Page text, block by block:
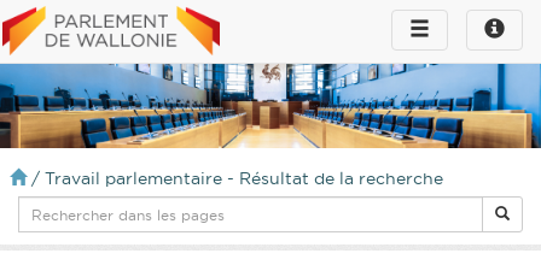
Toggle
infos
Toggle
navigation
/ Travail parlementaire - Résultat de la recherche